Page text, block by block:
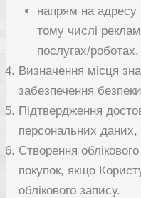
напрям на адресу
тому числі
послугах/роботах.
Визначення місця
забезпечення
Підтвердження
персональних
Створення
покупок, якщо
облікового запису.